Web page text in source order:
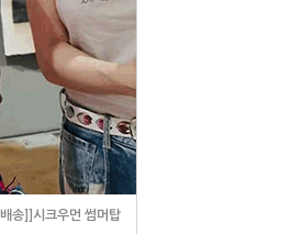
송]]시크우먼 썸머탑